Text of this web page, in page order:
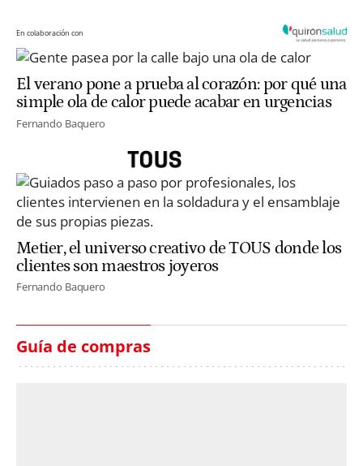
En colaboración con
El verano pone a prueba al corazón: por qué una
simple ola de calor puede acabar en urgencias
Fernando Baquero
Metier, el universo creativo de TOUS donde los
clientes son maestros joyeros
Fernando Baquero
Guía de compras